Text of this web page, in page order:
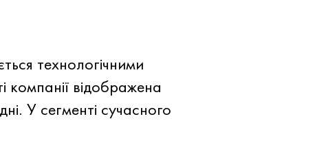
технологічними
відображена
У сегменті сучасного